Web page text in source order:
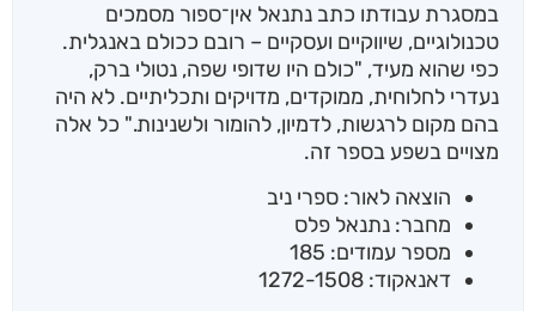
במסגרת עבודתו כתב נתנאל אין־ספור מסמכים
טכנולוגיים, שיווקיים ועסקיים – רובם ככולם באנגלית.
כפי שהוא מעיד, "כולם היו שדופי שפה, נטולי ברק,
נעדרי לחלוחית, ממוקדים, מדויקים ותכליתיים. לא היה
בהם מקום לרגשות, לדמיון, להומור ולשנינות." כל אלה
מצויים בשפע בספר זה.
הוצאה לאור: ספרי ניב
מחבר: נתנאל פלס
מספר עמודים: 185
דאנאקוד: 1272-1508